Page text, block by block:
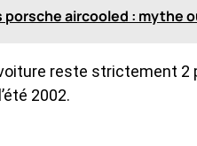
aircooled : mythe
reste strictement
2002.